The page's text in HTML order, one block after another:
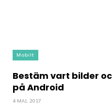
Mobilt
Bestäm vart bilder
på Android
4 MAJ, 2017